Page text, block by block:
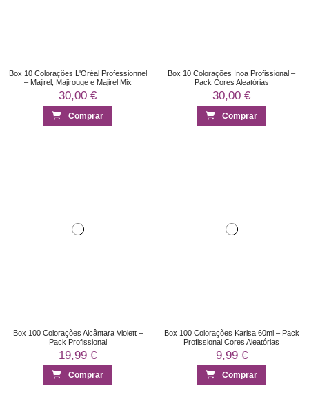
Box 10 Colorações L'Oréal Professionnel
– Majirel, Majirouge e Majirel Mix
30,00 €
Comprar
Box 10 Colorações Inoa Profissional –
Pack Cores Aleatórias
30,00 €
Comprar
Box 100 Colorações Alcântara Violett –
Pack Profissional
19,99 €
Comprar
Box 100 Colorações Karisa 60ml – Pack
Profissional Cores Aleatórias
9,99 €
Comprar